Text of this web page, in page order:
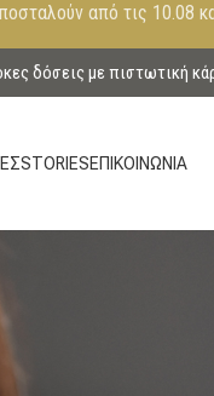
από τις 10.08
δόσεις με πιστωτική
STORIESΕΠΙΚΟΙΝΩΝΙΑ